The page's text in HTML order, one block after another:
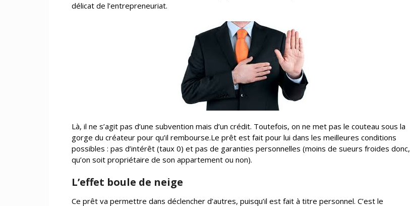
délicat de l’entrepreneuriat.
Là, il ne s’agit pas d’une subvention mais d’un crédit. Toutefois, on ne met pas le couteau sous la
gorge du créateur pour qu’il rembourse.Le prêt est fait pour lui dans les meilleures conditions
possibles : pas d’intérêt (taux 0) et pas de garanties personnelles (moins de sueurs froides donc,
qu’on soit propriétaire de son appartement ou non).
L’effet boule de neige
Ce prêt va permettre dans déclencher d’autres, puisqu’il est fait à titre personnel. C’est le